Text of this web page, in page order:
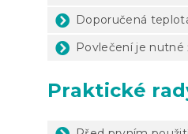
Doporučená
Povlečení je nutné
Praktické